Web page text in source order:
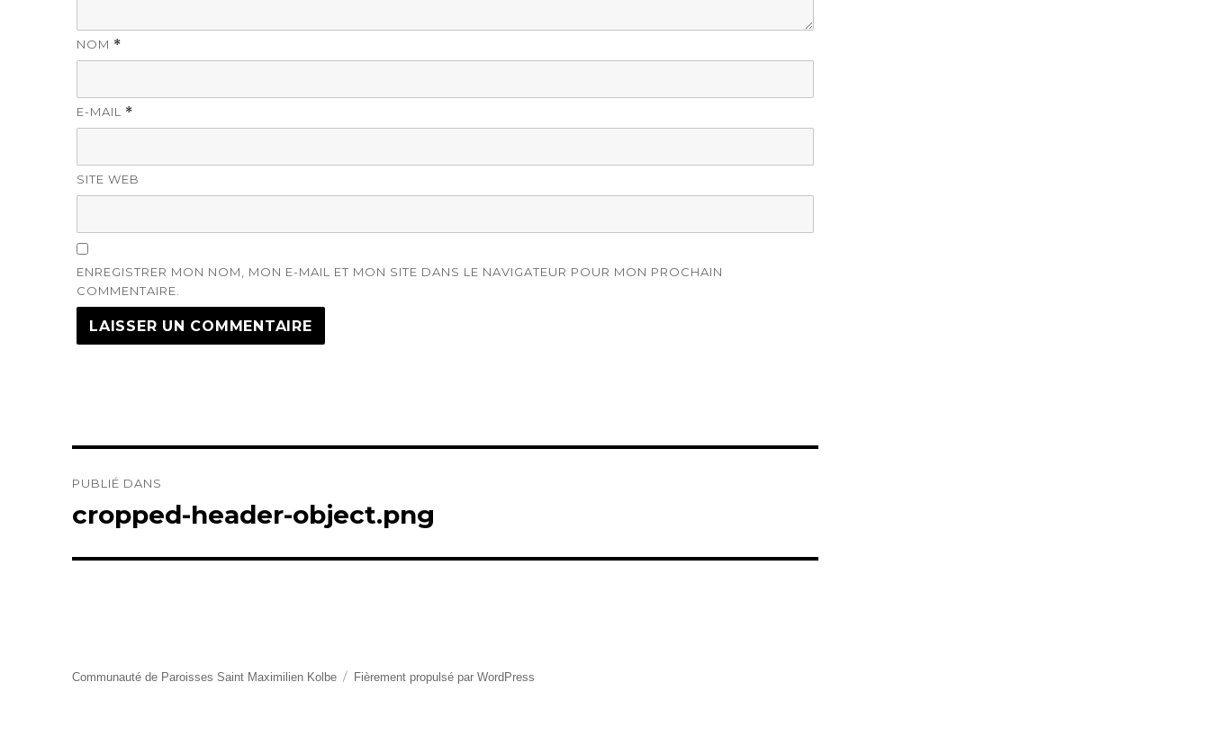
NOM *
E-MAIL *
SITE WEB
ENREGISTRER MON NOM, MON E-MAIL ET MON SITE DANS LE NAVIGATEUR POUR MON PROCHAIN
COMMENTAIRE.
de
PUBLIÉ DANS
cropped-header-object.png
Communauté de Paroisses Saint Maximilien Kolbe Fièrement propulsé par WordPress